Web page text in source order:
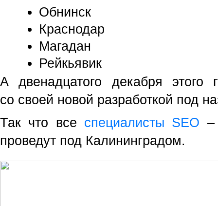
Обнинск
Краснодар
Магадан
Рейкьявик
А двенадцатого декабря этого
со своей новой разработкой под
Так что все специалисты SEO –
проведут под Калининградом.